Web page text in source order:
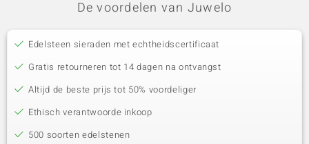
De voordelen van Juwelo
Edelsteen sieraden met echtheidscertificaat
Gratis retourneren tot 14 dagen na ontvangst
Altijd de beste prijs tot 50% voordeliger
Ethisch verantwoorde inkoop
500 soorten edelstenen